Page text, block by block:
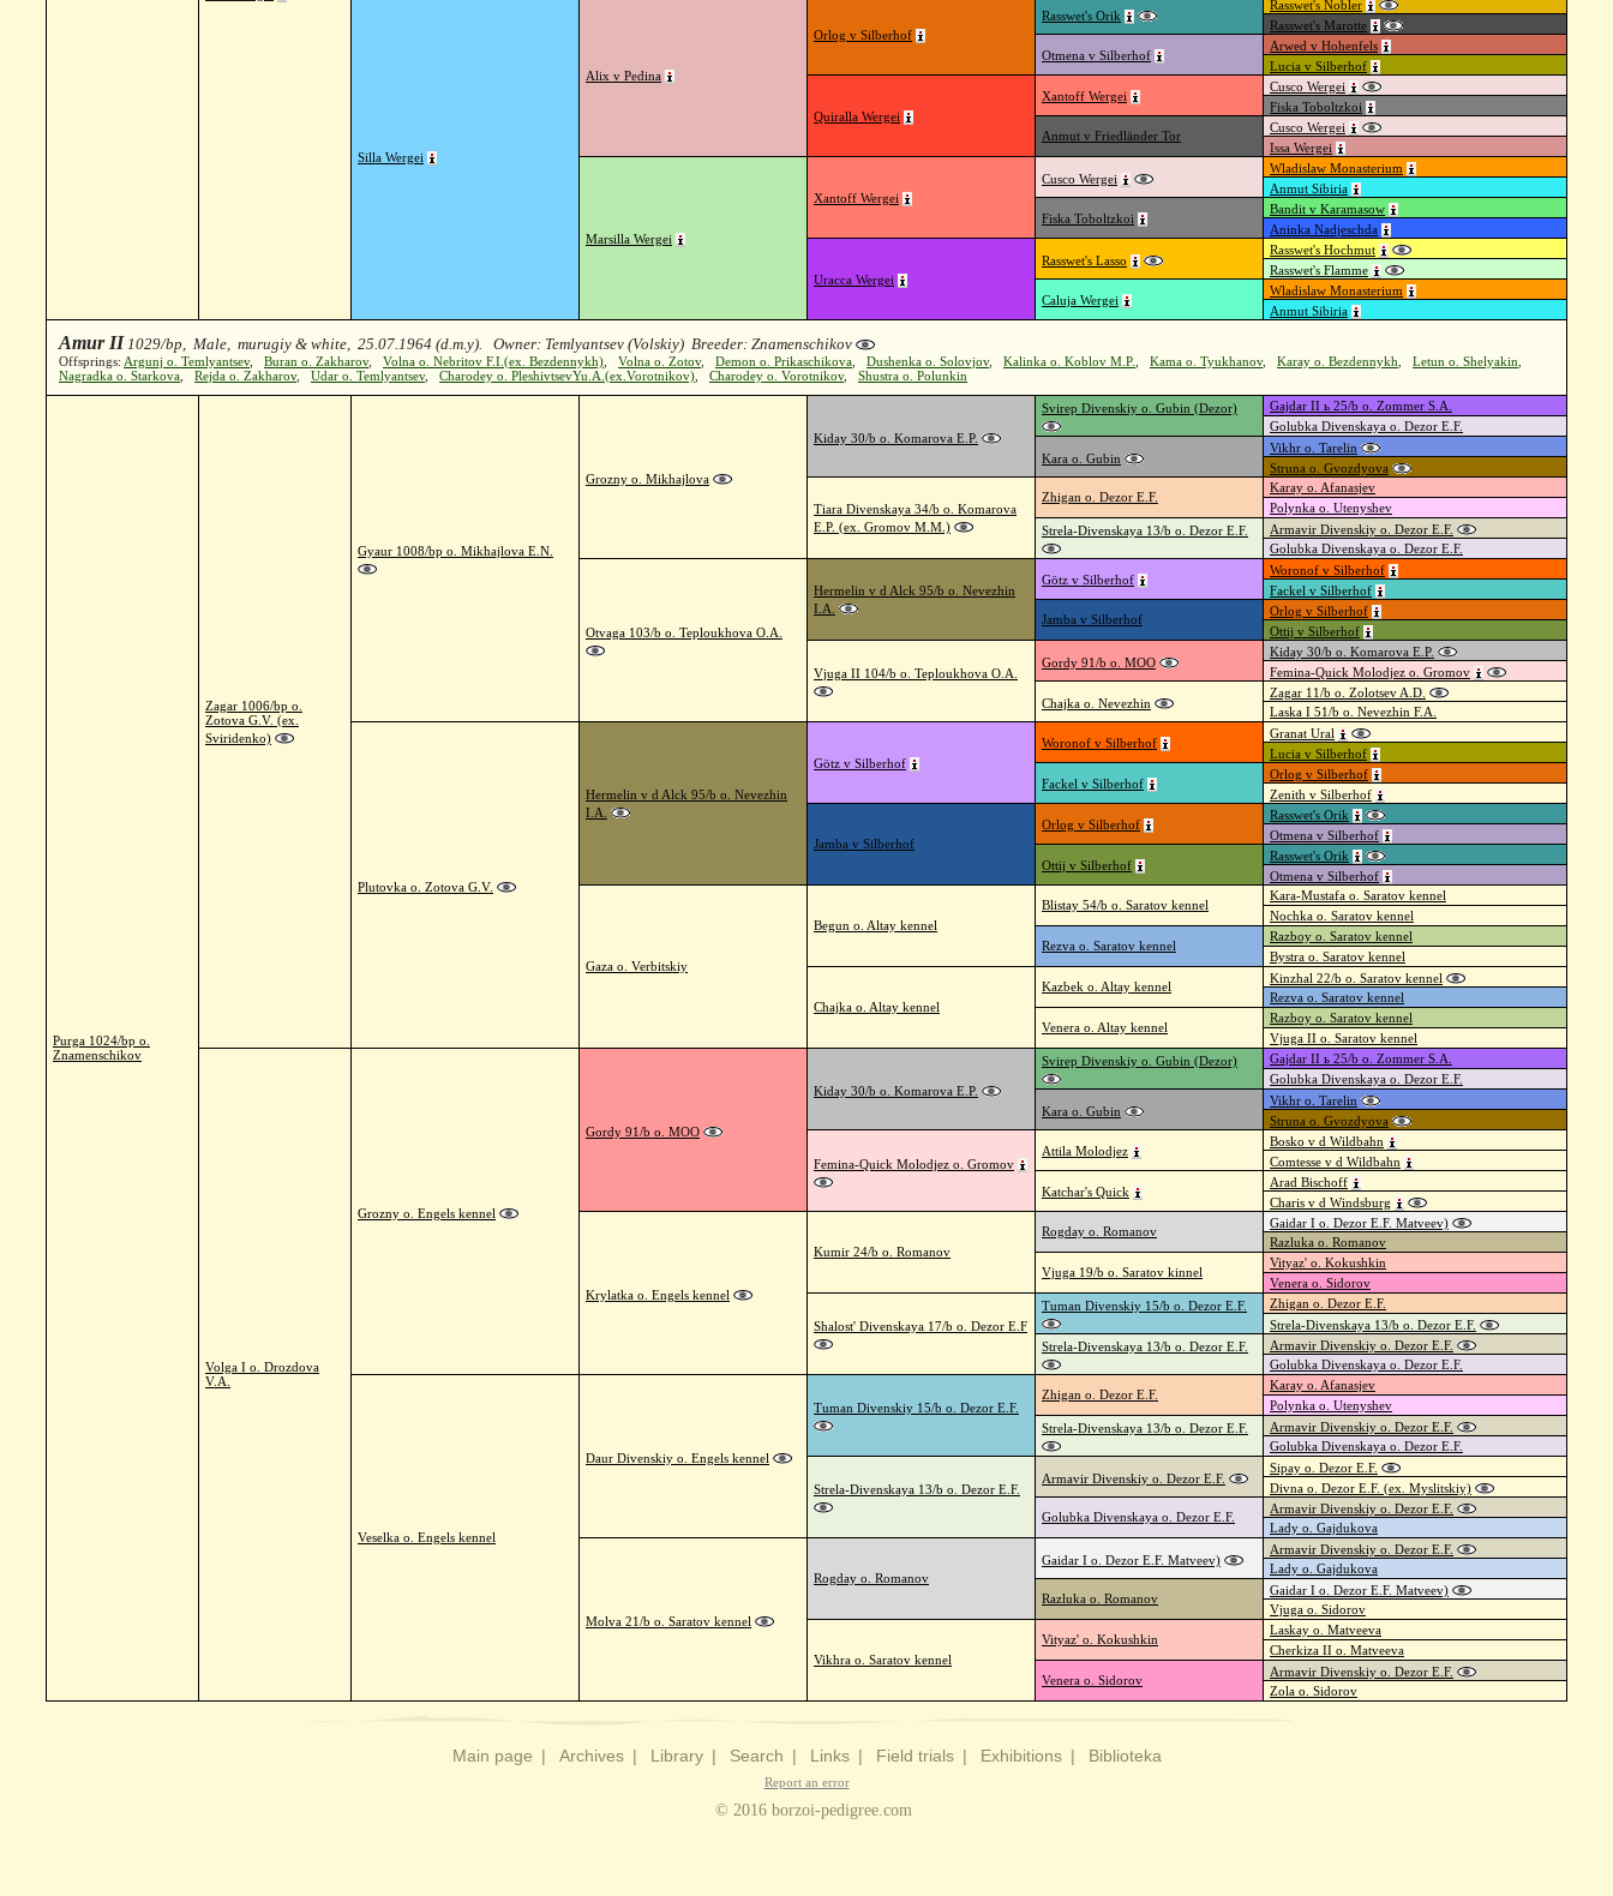
Silla Wergei
Alix v Pedina
Orlog v Silberhof
Rasswet's Orik
Rasswet's Nobler
Rasswet's Marotte
Otmena v Silberhof
Arwed v Hohenfels
Lucia v Silberhof
Quiralla Wergei
Xantoff Wergei
Cusco Wergei
Fiska Toboltzkoi
Anmut v Friedländer Tor
Cusco Wergei
Issa Wergei
Marsilla Wergei
Xantoff Wergei
Cusco Wergei
Wladislaw Monasterium
Anmut Sibiria
Fiska Toboltzkoi
Bandit v Karamasow
Aninka Nadjeschda
Uracca Wergei
Rasswet's Lasso
Rasswet's Hochmut
Rasswet's Flamme
Caluja Wergei
Wladislaw Monasterium
Anmut Sibiria
Amur II 1029/bp, Male, murugiy & white, 25.07.1964 (d.m.y). Owner: Temlyantsev (Volskiy) Breeder: Znamenschikov
Offsprings: Argunj o. Temlyantsev, Buran o. Zakharov, Volna o. Nebritov F.I.(ex. Bezdennykh) Volna o. Zotov, Demon o. Prikaschikova Dushenka o. Solovjov, Kalinka o. Koblov M.P. Kama o. Tyukhanov, Karay o. Bezdennykh Letun o. Shelyakin
Nagradka o. Starkova
Rejda o. Zakharov, Udar o. Temlyantsev, Charodey o. PleshivtsevYu.A.(ex.Vorotnikov) Charodey o. Vorotnikov, Shustra o. Polunkin
Purga 1024/bp o.
Znamenschikov
Zagar 1006/bp o.
Zotova G.V. (ex.
Sviridenko)
Gyaur 1008/bp o. Mikhajlova E.N.
Grozny o. Mikhajlova
Kiday 30/b o. Komarova E.P.
Svirep Divenskiy o. Gubin (Dezor)
Gajdar II ь 25/b o. Zommer S.A.
Golubka Divenskaya o. Dezor E.F.
Kara o. Gubin
Vikhr o. Tarelin
Struna o. Gvozdyova
Tiara Divenskaya 34/b o. Komarova
E.P. (ex. Gromov M.M.)
Zhigan o. Dezor E.F.
Karay o. Afanasjev
Polynka o. Utenyshev
Strela-Divenskaya 13/b o. Dezor E.F.
Armavir Divenskiy o. Dezor E.F.
Golubka Divenskaya o. Dezor E.F.
Otvaga 103/b o. Teploukhova O.A.
Hermelin v d Alck 95/b o. Nevezhin
I.A.
Götz v Silberhof
Woronof v Silberhof
Fackel v Silberhof
Jamba v Silberhof
Orlog v Silberhof
Ottij v Silberhof
Vjuga II 104/b o. Teploukhova O.A.
Gordy 91/b o. MOO
Kiday 30/b o. Komarova E.P.
Femina-Quick Molodjez o. Gromov
Chajka o. Nevezhin
Zagar 11/b o. Zolotsev A.D.
Laska I 51/b o. Nevezhin F.A.
Plutovka o. Zotova G.V.
Hermelin v d Alck 95/b o. Nevezhin
I.A.
Götz v Silberhof
Woronof v Silberhof
Granat Ural
Lucia v Silberhof
Fackel v Silberhof
Orlog v Silberhof
Zenith v Silberhof
Jamba v Silberhof
Orlog v Silberhof
Rasswet's Orik
Otmena v Silberhof
Ottij v Silberhof
Rasswet's Orik
Otmena v Silberhof
Gaza o. Verbitskiy
Begun o. Altay kennel
Blistay 54/b o. Saratov kennel
Kara-Mustafa o. Saratov kennel
Nochka o. Saratov kennel
Rezva o. Saratov kennel
Razboy o. Saratov kennel
Bystra o. Saratov kennel
Chajka o. Altay kennel
Kazbek o. Altay kennel
Kinzhal 22/b o. Saratov kennel
Rezva o. Saratov kennel
Venera o. Altay kennel
Razboy o. Saratov kennel
Vjuga II o. Saratov kennel
Volga I o. Drozdova
V.A.
Grozny o. Engels kennel
Gordy 91/b o. MOO
Kiday 30/b o. Komarova E.P.
Svirep Divenskiy o. Gubin (Dezor)
Gajdar II ь 25/b o. Zommer S.A.
Golubka Divenskaya o. Dezor E.F.
Kara o. Gubin
Vikhr o. Tarelin
Struna o. Gvozdyova
Femina-Quick Molodjez o. Gromov
Attila Molodjez
Bosko v d Wildbahn
Comtesse v d Wildbahn
Katchar's Quick
Arad Bischoff
Charis v d Windsburg
Krylatka o. Engels kennel
Kumir 24/b o. Romanov
Rogday o. Romanov
Gaidar I o. Dezor E.F. Matveev)
Razluka o. Romanov
Vjuga 19/b o. Saratov kinnel
Vityaz' o. Kokushkin
Venera o. Sidorov
Shalost' Divenskaya 17/b o. Dezor E.F
Tuman Divenskiy 15/b o. Dezor E.F.
Zhigan o. Dezor E.F.
Strela-Divenskaya 13/b o. Dezor E.F.
Strela-Divenskaya 13/b o. Dezor E.F.
Armavir Divenskiy o. Dezor E.F.
Golubka Divenskaya o. Dezor E.F.
Veselka o. Engels kennel
Daur Divenskiy o. Engels kennel
Tuman Divenskiy 15/b o. Dezor E.F.
Zhigan o. Dezor E.F.
Karay o. Afanasjev
Polynka o. Utenyshev
Strela-Divenskaya 13/b o. Dezor E.F.
Armavir Divenskiy o. Dezor E.F.
Golubka Divenskaya o. Dezor E.F.
Strela-Divenskaya 13/b o. Dezor E.F.
Armavir Divenskiy o. Dezor E.F.
Sipay o. Dezor E.F.
Divna o. Dezor E.F. (ex. Myslitskiy)
Golubka Divenskaya o. Dezor E.F.
Armavir Divenskiy o. Dezor E.F.
Lady o. Gajdukova
Molva 21/b o. Saratov kennel
Rogday o. Romanov
Gaidar I o. Dezor E.F. Matveev)
Armavir Divenskiy o. Dezor E.F.
Lady o. Gajdukova
Razluka o. Romanov
Gaidar I o. Dezor E.F. Matveev)
Vjuga o. Sidorov
Vikhra o. Saratov kennel
Vityaz' o. Kokushkin
Laskay o. Matveeva
Cherkiza II o. Matveeva
Venera o. Sidorov
Armavir Divenskiy o. Dezor E.F.
Zola o. Sidorov
Main page | Archives | Library | Search | Links | Field trials | Exhibitions | Biblioteka
Report an error
© 2016 borzoi-pedigree.com